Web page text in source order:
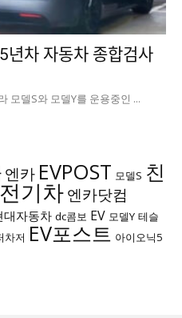
자동차 종합검사
모델S와 모델Y를 운용중인 ...
엔카 EVPOST 모델S 친
전기차 엔카닷컴
대자동차 dc콤보 EV 모델Y 테슬
차저 EV포스트 아이오닉5